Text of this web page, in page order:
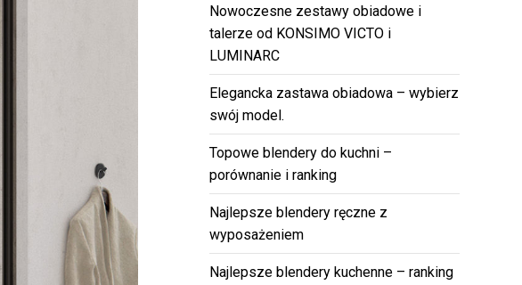
Nowoczesne zestawy obiadowe i
talerze od KONSIMO VICTO i
LUMINARC
Elegancka zastawa obiadowa – wybierz
swój model.
Topowe blendery do kuchni –
porównanie i ranking
Najlepsze blendery ręczne z
wyposażeniem
Najlepsze blendery kuchenne – ranking